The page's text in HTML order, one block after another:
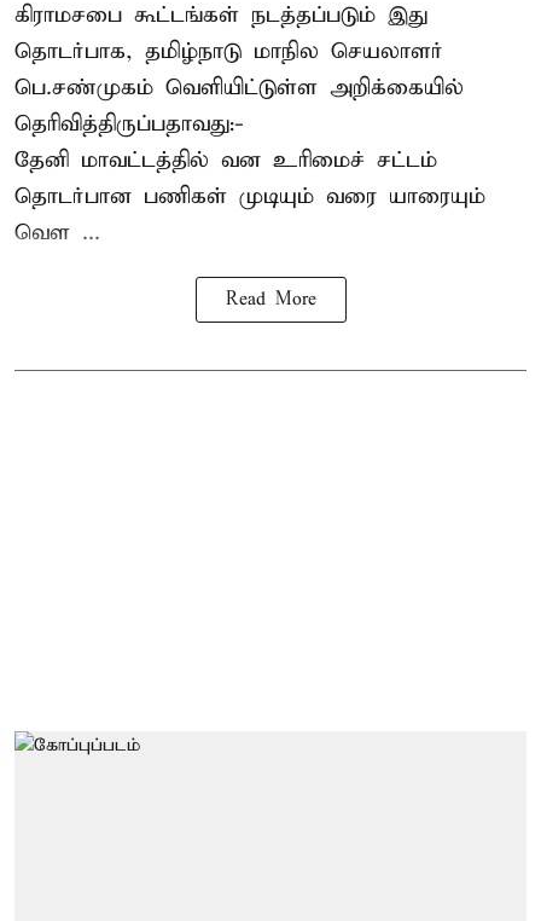
கிராமசபை கூட்டங்கள் நடத்தப்படும் இது
தொடர்பாக, தமிழ்நாடு மாநில செயலாளர்
பெ.சண்முகம் வெளியிட்டுள்ள அறிக்கையில்
தெரிவித்திருப்பதாவது:-
தேனி மாவட்டத்தில் வன உரிமைச் சட்டம்
தொடர்பான பணிகள் முடியும் வரை யாரையும்
வெள ...
Read More